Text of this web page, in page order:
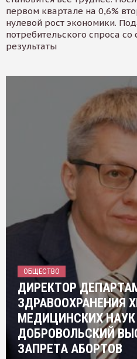
первом квартале на 0,6%
нулевой рост экономики.
потребительского спроса
результаты
ОБЩЕСТВО
ДИРЕКТОР
ЗДРАВООХРАНЕНИЯ
МЕДИЦИНСКИХ НАУК
ДОБРОВОЛЬСКИЙ
ЗАПРЕТА АБОРТОВ